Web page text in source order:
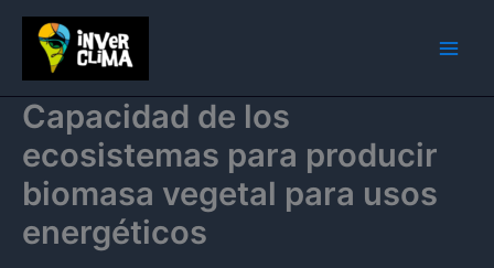
contenido
Capacidad de los
ecosistemas para producir
biomasa vegetal para usos
energéticos